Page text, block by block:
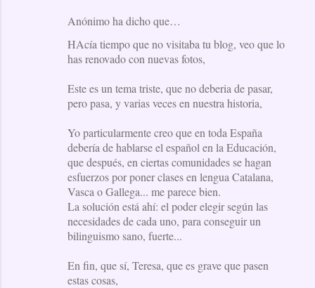
Anónimo ha dicho que…
HAcía tiempo que no visitaba tu blog, veo que lo
has renovado con nuevas fotos,
Este es un tema triste, que no deberia de pasar,
pero pasa, y varias veces en nuestra historia,
Yo particularmente creo que en toda España
debería de hablarse el español en la Educación,
que después, en ciertas comunidades se hagan
esfuerzos por poner clases en lengua Catalana,
Vasca o Gallega... me parece bien.
La solución está ahí: el poder elegir según las
necesidades de cada uno, para conseguir un
bilinguismo sano, fuerte...
En fin, que sí, Teresa, que es grave que pasen
estas cosas,